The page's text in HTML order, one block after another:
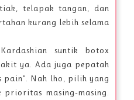
telapak tangan, dan
kurang lebih selama
suntik botox
ya. Ada juga pepatah
pain". Nah lho, pilih yang
prioritas masing-masing.